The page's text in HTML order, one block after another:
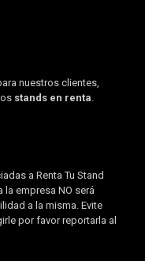
nuestros clientes,
stands en renta.
a Renta Tu Stand
la empresa NO será
a la misma. Evite
por favor reportarla al